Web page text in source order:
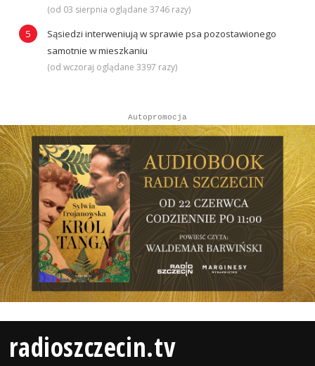
(od 03 sierpnia oglądane 3746 razy)
Sąsiedzi interweniują w sprawie psa pozostawionego
samotnie w mieszkaniu
(od wczoraj oglądane 3397 razy)
Autopromocja
radioszczecin.tv